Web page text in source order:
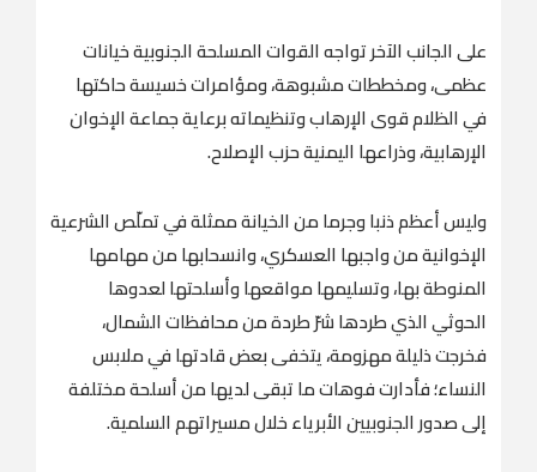
على الجانب الآخر تواجه القوات المسلحة الجنوبية خيانات
عظمى، ومخططات مشبوهة، ومؤامرات خسيسة حاكتها
في الظلام قوى الإرهاب وتنظيماته برعاية جماعة الإخوان
الإرهابية، وذراعها اليمنية حزب الإصلاح.
وليس أعظم ذنبا وجرما من الخيانة ممثلة في تملّص الشرعية
الإخوانية من واجبها العسكري، وانسحابها من مهامها
المنوطة بها، وتسليمها مواقعها وأسلحتها لعدوها
الحوثي الذي طردها شرّ طردة من محافظات الشمال،
فخرجت ذليلة مهزومة، يتخفى بعض قادتها في ملابس
النساء؛ فأدارت فوهات ما تبقى لديها من أسلحة مختلفة
إلى صدور الجنوبيين الأبرياء خلال مسيراتهم السلمية.